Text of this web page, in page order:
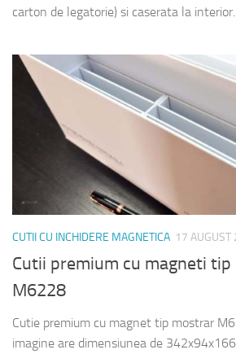
carton de legatorie) si caserata la interior...
CUTII CU INCHIDERE MAGNETICA 17 AUGUST
Cutii premium cu magneti
M6228
Cutie premium cu magnet tip mostrar
imagine are dimensiunea de